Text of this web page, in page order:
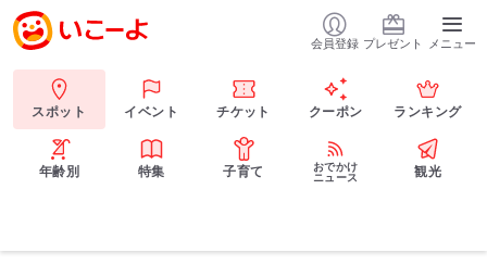
会員登録 プレゼント メニュー
スポット イベント チケット クーポン ランキング
年齢別 特集 子育て
おでかけ
ニュース
観光